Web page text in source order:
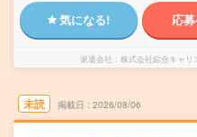
気になる! 応
派遣会社 株式会社綜合キャリ
未読 掲載日 2026/08/06